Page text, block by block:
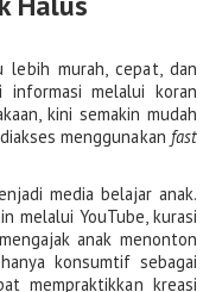
murah, cepat, dan
informasi melalui koran
kini semakin mudah
menggunakan fast
media belajar anak.
melalui YouTube, kurasi
anak menonton
konsumtif sebagai
mempraktikkan kreasi